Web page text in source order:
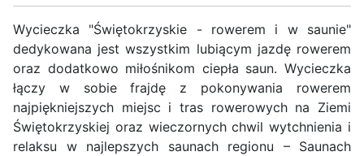
Wycieczka "Świętokrzyskie - rowerem i w saunie"
dedykowana jest wszystkim lubiącym jazdę rowerem
oraz dodatkowo miłośnikom ciepła saun. Wycieczka
łączy w sobie frajdę z pokonywania rowerem
najpiękniejszych miejsc i tras rowerowych na Ziemi
Świętokrzyskiej oraz wieczornych chwil wytchnienia i
relaksu w najlepszych saunach regionu – Saunach